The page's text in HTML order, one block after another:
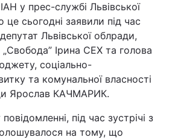
у прес-службі Львівської
це сьогодні заявили під час
Львівської облради,
Ірина СЕХ та голова
соціально-
та комунальної власності
Ярослав КАЧМАРИК.
під час зустрічі з
на тому, що